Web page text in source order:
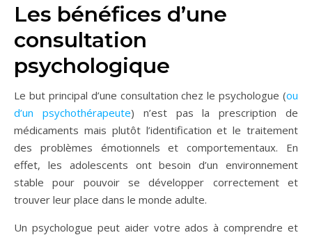
Les bénéfices d’une
consultation
psychologique
Le but principal d’une consultation chez le psychologue (ou
d’un psychothérapeute) n’est pas la prescription de
médicaments mais plutôt l’identification et le traitement
des problèmes émotionnels et comportementaux. En
effet, les adolescents ont besoin d’un environnement
stable pour pouvoir se développer correctement et
trouver leur place dans le monde adulte.
Un psychologue peut aider votre ados à comprendre et